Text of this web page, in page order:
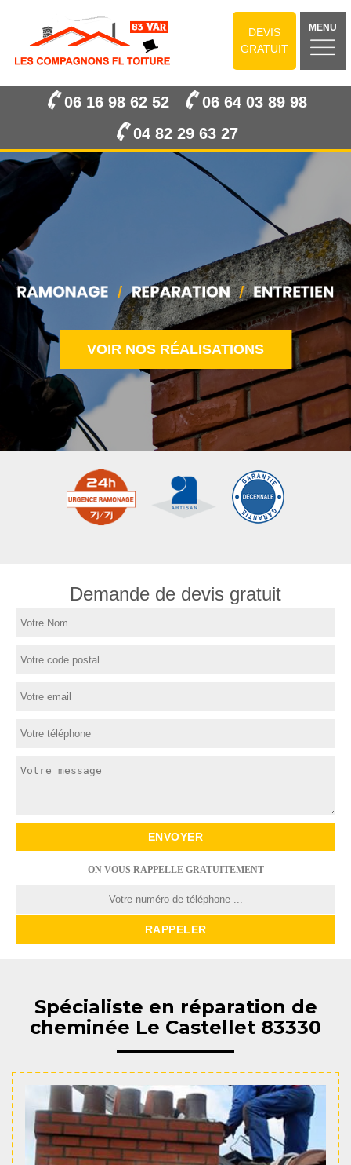
DEVIS
GRATUIT
MENU
06 16 98 62 52
06 64 03 89 98
04 82 29 63 27
VOIR NOS RÉALISATIONS
Demande de devis gratuit
ON VOUS RAPPELLE GRATUITEMENT
Spécialiste en réparation de
cheminée Le Castellet 83330